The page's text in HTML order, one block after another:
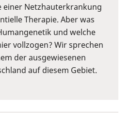
einer Netzhauterkrankung
Therapie. Aber was
und welche
vollzogen? Wir sprechen
der ausgewiesenen
auf diesem Gebiet.